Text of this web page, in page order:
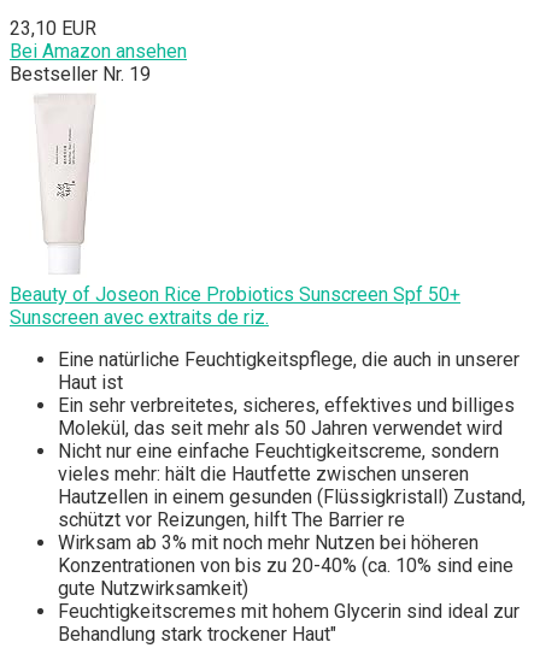
23,10 EUR
Bei Amazon ansehen
Bestseller Nr. 19
Beauty of Joseon Rice Probiotics Sunscreen Spf 50+
Sunscreen avec extraits de riz.
Eine natürliche Feuchtigkeitspflege, die auch in unserer
Haut ist
Ein sehr verbreitetes, sicheres, effektives und billiges
Molekül, das seit mehr als 50 Jahren verwendet wird
Nicht nur eine einfache Feuchtigkeitscreme, sondern
vieles mehr: hält die Hautfette zwischen unseren
Hautzellen in einem gesunden (Flüssigkristall) Zustand,
schützt vor Reizungen, hilft The Barrier re
Wirksam ab 3% mit noch mehr Nutzen bei höheren
Konzentrationen von bis zu 20-40% (ca. 10% sind eine
gute Nutzwirksamkeit)
Feuchtigkeitscremes mit hohem Glycerin sind ideal zur
Behandlung stark trockener Haut"